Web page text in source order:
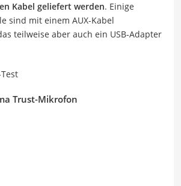
Kabel geliefert werden. Einige
sind mit einem AUX-Kabel
teilweise aber auch ein USB-Adapter
Trust-Mikrofon